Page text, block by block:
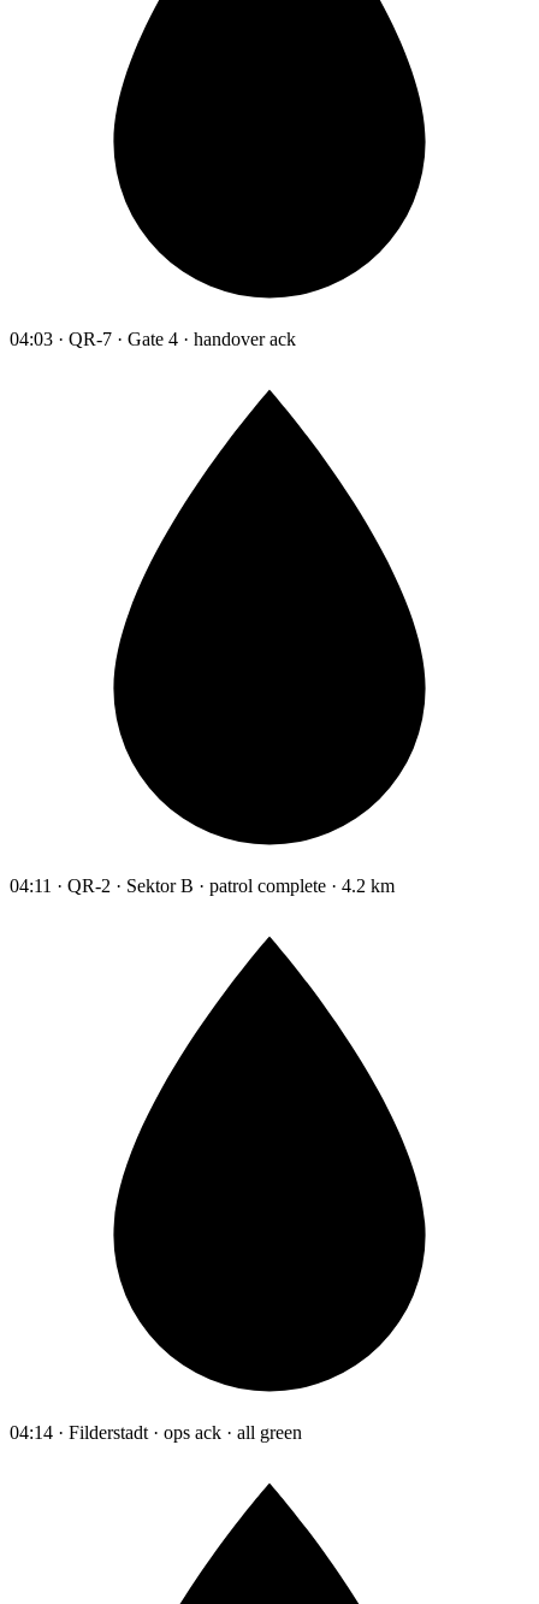
04:03 · QR-7 · Gate 4 · handover ack
04:11 · QR-2 · Sektor B · patrol complete · 4.2 km
04:14 · Filderstadt · ops ack · all green